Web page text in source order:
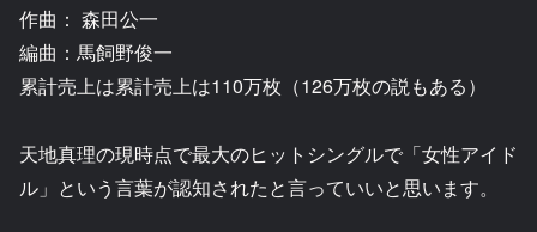
作曲： 森田公一
編曲：馬飼野俊一
累計売上は累計売上は110万枚（126万枚の説もある）
天地真理の現時点で最大のヒットシングルで「女性アイド
ル」という言葉が認知されたと言っていいと思います。